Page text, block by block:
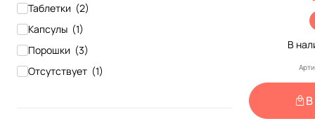
Таблетки (2)
Капсулы (1)
Порошки (3)
Отсутствует (1)
В